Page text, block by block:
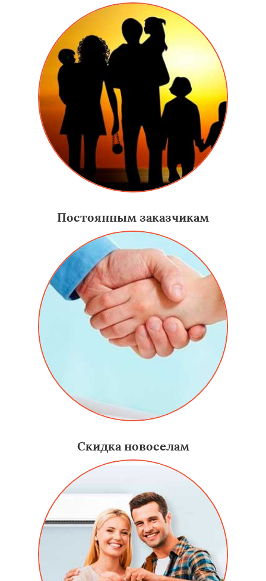
Постоянным заказчикам
Скидка новоселам